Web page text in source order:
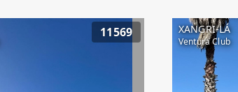
11569 XANGRI-LÁ
Ventura Club